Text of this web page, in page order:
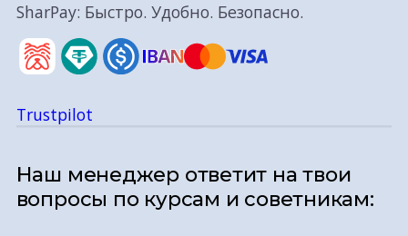
SharPay: Быстро. Удобно. Безопасно.
Trustpilot
Наш менеджер ответит на твои
вопросы по курсам и советникам: